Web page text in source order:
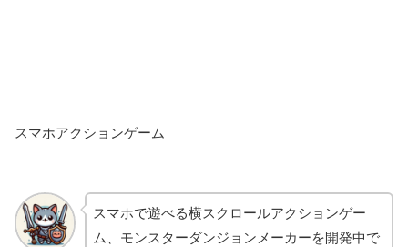
スマホアクションゲーム
スマホで遊べる横スクロールアクションゲー
ム、モンスターダンジョンメーカーを開発中で